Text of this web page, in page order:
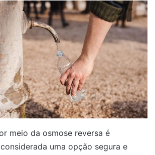
meio da osmose reversa é
uma opção segura e